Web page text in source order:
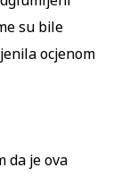
su bile
ocjenom
da je ova